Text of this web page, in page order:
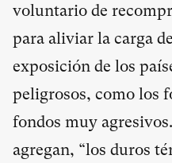
voluntario de
para aliviar la carga
exposición de los
peligrosos, como los
fondos muy
agregan, “los duros